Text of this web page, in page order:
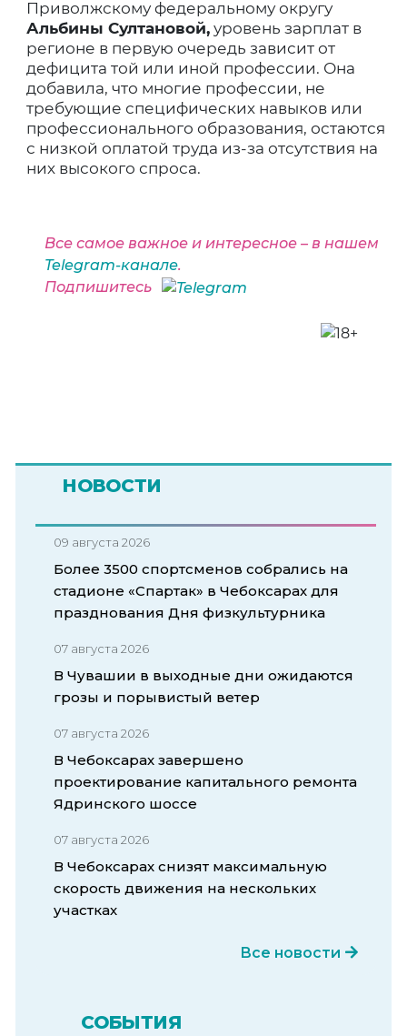
Приволжскому федеральному округу
Альбины Султановой, уровень зарплат в
регионе в первую очередь зависит от
дефицита той или иной профессии. Она
добавила, что многие профессии, не
требующие специфических навыков или
профессионального образования, остаются
с низкой оплатой труда из-за отсутствия на
них высокого спроса.
Все самое важное и интересное – в нашем
Telegram-канале.
Подпишитесь
НОВОСТИ
09 августа 2026
Более 3500 спортсменов собрались на
стадионе «Спартак» в Чебоксарах для
празднования Дня физкультурника
07 августа 2026
В Чувашии в выходные дни ожидаются
грозы и порывистый ветер
07 августа 2026
В Чебоксарах завершено
проектирование капитального ремонта
Ядринского шоссе
07 августа 2026
В Чебоксарах снизят максимальную
скорость движения на нескольких
участках
Все новости
СОБЫТИЯ